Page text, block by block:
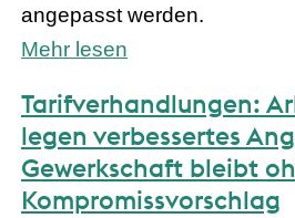
angepasst werden.
Mehr lesen
Tarifverhandlungen:
legen verbessertes
Gewerkschaft bleibt
Kompromissvorschlag